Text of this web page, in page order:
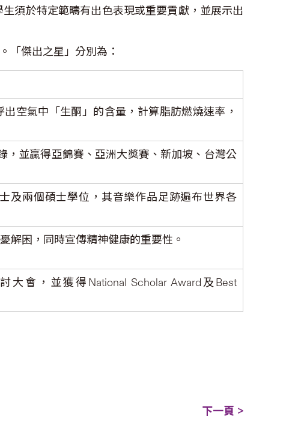
須於特定範疇有出色表現或重要貢獻，並展示出
「傑出之星」分別為：
空氣中「生酮」的含量，計算脂肪燃燒速率，
，並贏得亞錦賽、亞洲大獎賽、新加坡、台灣公
及兩個碩士學位，其音樂作品足跡遍布世界各
解困，同時宣傳精神健康的重要性。
會，並獲得National Scholar Award及Best
下一頁 >